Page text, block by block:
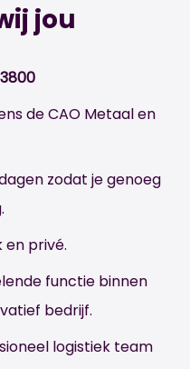
jou
de CAO Metaal en
zodat je genoeg
en privé.
functie binnen
bedrijf.
logistiek team